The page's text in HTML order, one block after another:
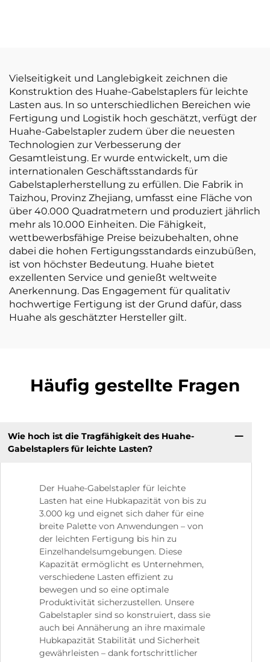
Vielseitigkeit und Langlebigkeit zeichnen die
Konstruktion des Huahe-Gabelstaplers für leichte
Lasten aus. In so unterschiedlichen Bereichen wie
Fertigung und Logistik hoch geschätzt, verfügt der
Huahe-Gabelstapler zudem über die neuesten
Technologien zur Verbesserung der
Gesamtleistung. Er wurde entwickelt, um die
internationalen Geschäftsstandards für
Gabelstaplerherstellung zu erfüllen. Die Fabrik in
Taizhou, Provinz Zhejiang, umfasst eine Fläche von
über 40.000 Quadratmetern und produziert jährlich
mehr als 10.000 Einheiten. Die Fähigkeit,
wettbewerbsfähige Preise beizubehalten, ohne
dabei die hohen Fertigungsstandards einzubüßen,
ist von höchster Bedeutung. Huahe bietet
exzellenten Service und genießt weltweite
Anerkennung. Das Engagement für qualitativ
hochwertige Fertigung ist der Grund dafür, dass
Huahe als geschätzter Hersteller gilt.
Häufig gestellte Fragen
Wie hoch ist die Tragfähigkeit des Huahe-
Gabelstaplers für leichte Lasten?
Der Huahe-Gabelstapler für leichte
Lasten hat eine Hubkapazität von bis zu
3.000 kg und eignet sich daher für eine
breite Palette von Anwendungen – von
der leichten Fertigung bis hin zu
Einzelhandelsumgebungen. Diese
Kapazität ermöglicht es Unternehmen,
verschiedene Lasten effizient zu
bewegen und so eine optimale
Produktivität sicherzustellen. Unsere
Gabelstapler sind so konstruiert, dass sie
auch bei Annäherung an ihre maximale
Hubkapazität Stabilität und Sicherheit
gewährleisten – dank fortschrittlicher